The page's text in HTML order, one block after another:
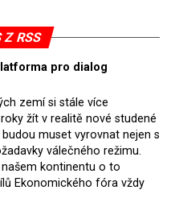
Z RSS
pro dialog
zemí si stále více
žít v realitě nové studené
muset vyrovnat nejen s
válečného režimu.
kontinentu o to
Ekonomického fóra vždy